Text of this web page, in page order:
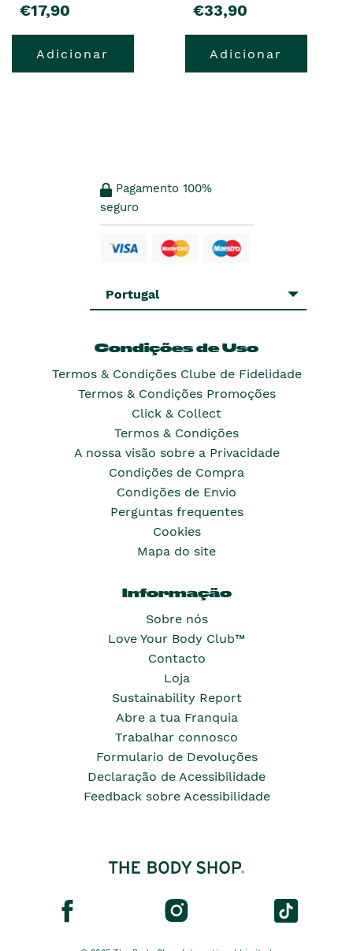
€17,90
Adicionar
€33,90
Adicionar
Pagamento 100%
seguro
Portugal
Condições de Uso
Termos & Condições Clube de Fidelidade
Termos & Condições Promoções
Click & Collect
Termos & Condições
A nossa visão sobre a Privacidade
Condições de Compra
Condições de Envio
Perguntas frequentes
Cookies
Mapa do site
Informação
Sobre nós
Love Your Body Club™
Contacto
Loja
Sustainability Report
Abre a tua Franquia
Trabalhar connosco
Formulario de Devoluções
Declaração de Acessibilidade
Feedback sobre Acessibilidade